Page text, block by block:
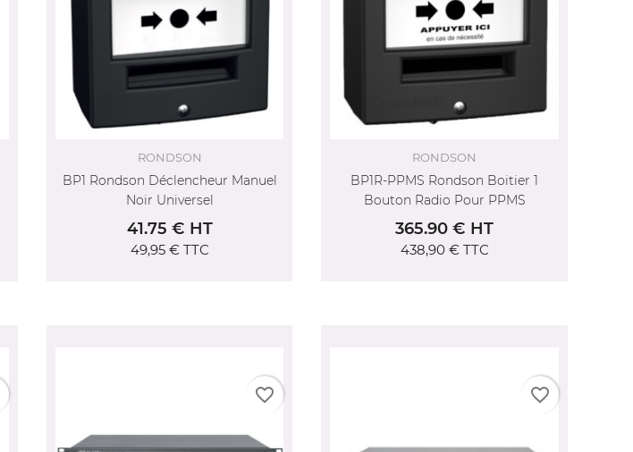
RONDSON
BP1 Rondson Déclencheur Manuel
Noir Universel
41.75 € HT
49,95 €TTC
RONDSON
BP1R-PPMS Rondson Boitier 1
Bouton Radio Pour PPMS
365.90 € HT
438,90 €TTC
favorite_border favorite_border